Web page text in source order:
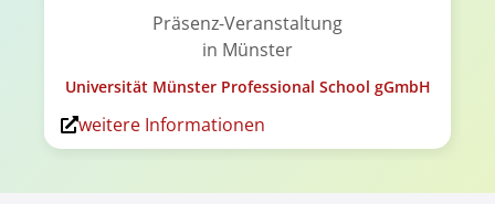
Präsenz-Veranstaltung
in Münster
Universität Münster Professional School gGmbH
weitere Informationen